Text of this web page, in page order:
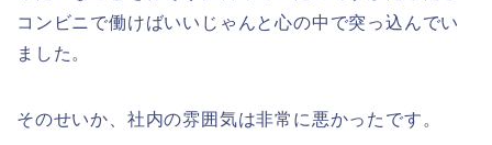
コンビニで働けばいいじゃんと心の中で突っ込んでい
ました。
そのせいか、社内の雰囲気は非常に悪かったです。